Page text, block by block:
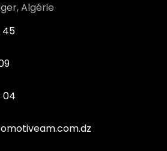
Algérie
45
04